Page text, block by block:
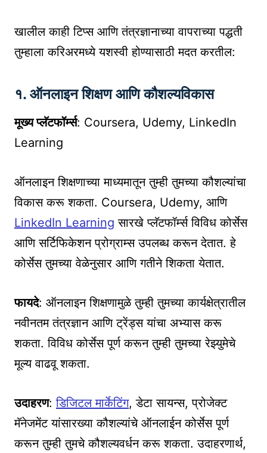
खालील काही टिप्स आणि तंत्रज्ञानाच्या वापराच्या पद्धती
तुम्हाला करिअरमध्ये यशस्वी होण्यासाठी मदत करतील:
१. ऑनलाइन शिक्षण आणि कौशल्यविकास
मूख्य प्लॅटफॉर्म्स: Coursera, Udemy, LinkedIn
Learning
ऑनलाइन शिक्षणाच्या माध्यमातून तुम्ही तुमच्या कौशल्यांचा
विकास करू शकता. Coursera, Udemy, आणि
LinkedIn Learning सारखे प्लॅटफॉर्म्स विविध कोर्सेस
आणि सर्टिफिकेशन प्रोग्राम्स उपलब्ध करून देतात. हे
कोर्सेस तुमच्या वेळेनुसार आणि गतीने शिकता येतात.
फायदे: ऑनलाइन शिक्षणामुळे तुम्ही तुमच्या कार्यक्षेत्रातील
नवीनतम तंत्रज्ञान आणि ट्रेंड्स यांचा अभ्यास करू
शकता. विविध कोर्सेस पूर्ण करून तुम्ही तुमच्या रेझ्युमेचे
मूल्य वाढवू शकता.
उदाहरण:डिजिटल मार्केटिंग, डेटा सायन्स, प्रोजेक्ट
मॅनेजमेंट यांसारख्या कौशल्यांचे ऑनलाईन कोर्सेस पूर्ण
करून तुम्ही तुमचे कौशल्यवर्धन करू शकता. उदाहरणार्थ,